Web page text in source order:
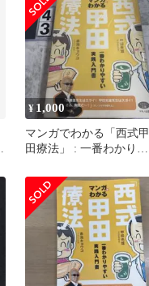
¥ 1,000
マンガでわかる「西式甲
田療法」 : 一番わかりや